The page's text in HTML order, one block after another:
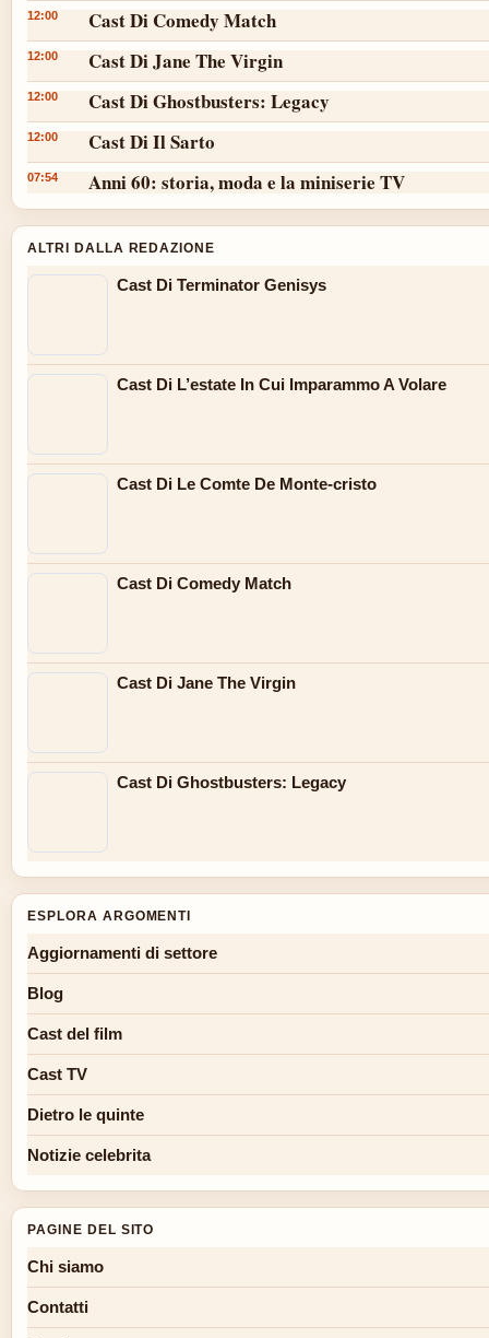
12:00 Cast Di Comedy Match
12:00 Cast Di Jane The Virgin
12:00 Cast Di Ghostbusters: Legacy
12:00 Cast Di Il Sarto
07:54 Anni 60: storia, moda e la miniserie TV
ALTRI DALLA REDAZIONE
Cast Di Terminator Genisys
Cast Di L’estate In Cui Imparammo A Volare
Cast Di Le Comte De Monte-cristo
Cast Di Comedy Match
Cast Di Jane The Virgin
Cast Di Ghostbusters: Legacy
ESPLORA ARGOMENTI
Aggiornamenti di settore
Blog
Cast del film
Cast TV
Dietro le quinte
Notizie celebrita
PAGINE DEL SITO
Chi siamo
Contatti